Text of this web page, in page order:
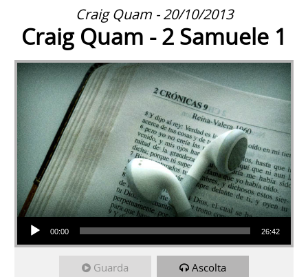
Craig Quam - 20/10/2013
Craig Quam - 2 Samuele 1
Audio Player
00:00 26:42
Guarda Ascolta